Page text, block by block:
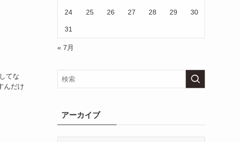
てな
んだけ
24 25 26 27 28 29 30
31
« 7月
アーカイブ